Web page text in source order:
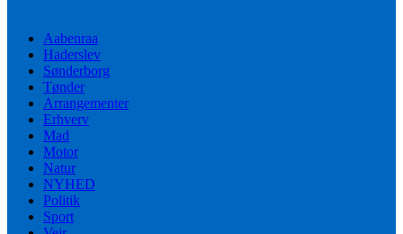
Aabenraa
Haderslev
Sønderborg
Tønder
Arrangementer
Erhverv
Mad
Motor
Natur
NYHED
Politik
Sport